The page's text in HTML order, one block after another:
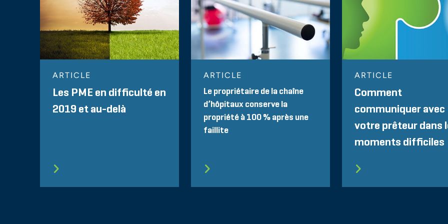
ARTICLE
Les PME en difficulté en
2019 et au-delà
ARTICLE
Le propriétaire de la chaîne
d’hôpitaux conserve la
propriété à 100 % après une
faillite
ARTICLE
Comment
communiquer avec
votre prêteur dans
moments difficiles